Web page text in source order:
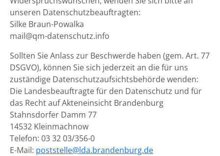
unseren Datenschutzbeauftragten:
Silke Braun-Powalka
mail@qm-datenschutz.info
Sollten Sie Anlass zur Beschwerde haben (gem. Art. 77
DSGVO), können Sie sich jederzeit an die für uns
zuständige Datenschutzaufsichtsbehörde wenden:
Die Landesbeauftragte für den Datenschutz und für
das Recht auf Akteneinsicht Brandenburg
Stahnsdorfer Damm 77
14532 Kleinmachnow
Telefon: 03 32 03/356-0
E-Mail: poststelle@lda.brandenburg.de